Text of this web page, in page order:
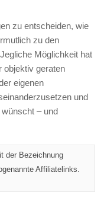
zu entscheiden, wie
zu den
Möglichkeit hat
objektiv geraten
eigenen
und
– und
der Bezeichnung
Affiliatelinks.